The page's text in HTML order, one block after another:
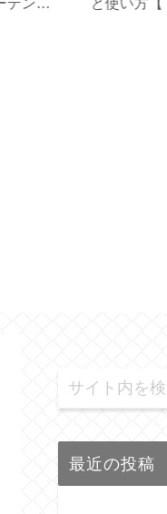
最近の投稿